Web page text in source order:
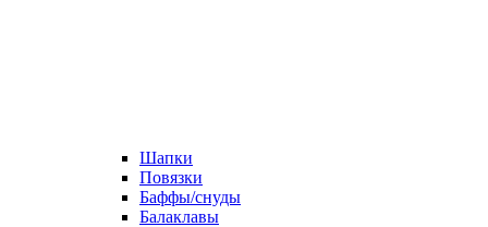
Шапки
Повязки
Баффы/снуды
Балаклавы